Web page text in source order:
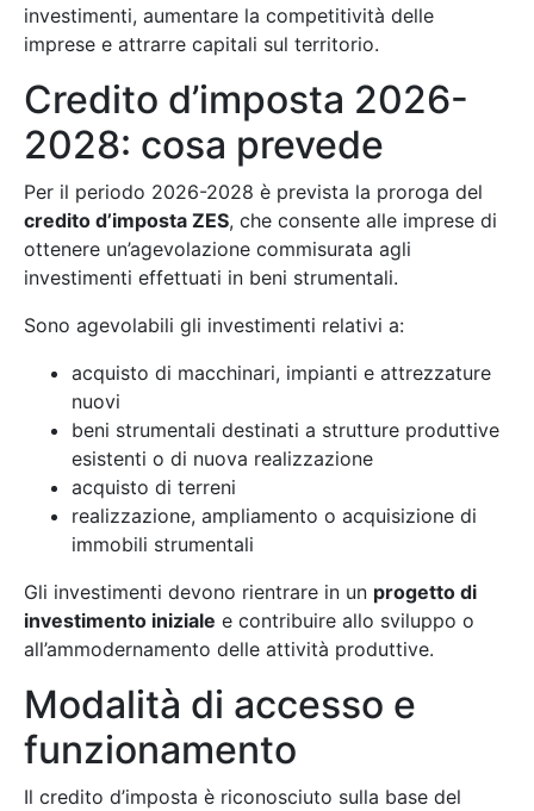
investimenti, aumentare la competitività delle
imprese e attrarre capitali sul territorio.
Credito d’imposta 2026-
2028: cosa prevede
Per il periodo 2026-2028 è prevista la proroga del
credito d’imposta ZES, che consente alle imprese di
ottenere un’agevolazione commisurata agli
investimenti effettuati in beni strumentali.
Sono agevolabili gli investimenti relativi a:
acquisto di macchinari, impianti e attrezzature
nuovi
beni strumentali destinati a strutture produttive
esistenti o di nuova realizzazione
acquisto di terreni
realizzazione, ampliamento o acquisizione di
immobili strumentali
Gli investimenti devono rientrare in un progetto di
investimento iniziale e contribuire allo sviluppo o
all’ammodernamento delle attività produttive.
Modalità di accesso e
funzionamento
Il credito d’imposta è riconosciuto sulla base del